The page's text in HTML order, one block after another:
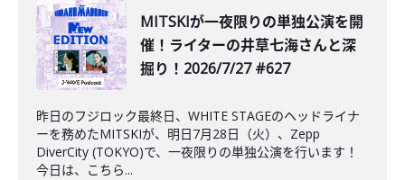
MITSKIが一夜限りの単独公演を開
催！ライターの井草七海さんと深
掘り！2026/7/27 #627
昨日のフジロック最終日、WHITE STAGEのヘッドライナ
ーを務めたMITSKIが、明日7月28日（火）、Zepp
DiverCity (TOKYO)で、一夜限りの単独公演を行います！
今日は、こちら...